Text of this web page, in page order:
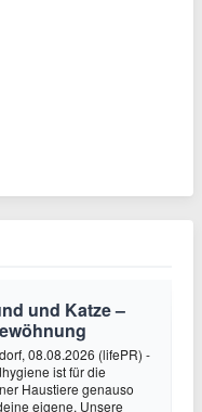
und Katze –
08.08.2026 (lifePR) -
ist für die
Haustiere genauso
eigene. Unsere